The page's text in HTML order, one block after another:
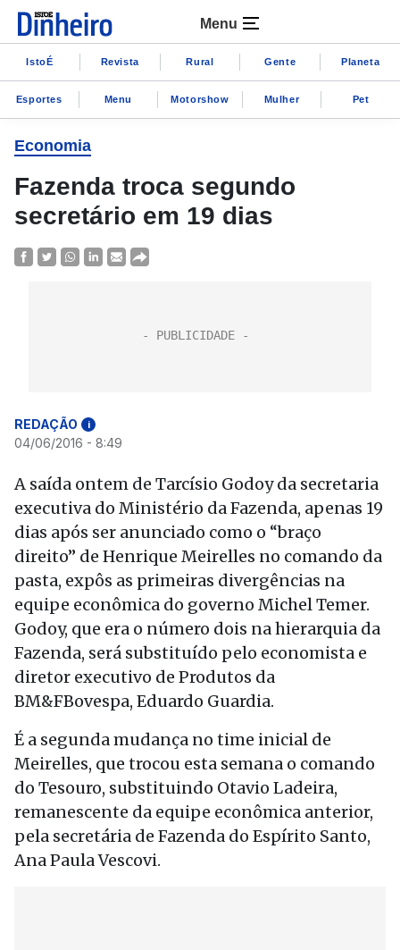
Menu
IstoÉ Revista Rural Gente Planeta
Esportes Menu Motorshow Mulher Pet
Economia
Fazenda troca segundo
secretário em 19 dias
REDAÇÃO i
04/06/2016 - 8:49
A saída ontem de Tarcísio Godoy da secretaria
executiva do Ministério da Fazenda, apenas 19
dias após ser anunciado como o “braço
direito” de Henrique Meirelles no comando da
pasta, expôs as primeiras divergências na
equipe econômica do governo Michel Temer.
Godoy, que era o número dois na hierarquia da
Fazenda, será substituído pelo economista e
diretor executivo de Produtos da
BM&FBovespa, Eduardo Guardia.
É a segunda mudança no time inicial de
Meirelles, que trocou esta semana o comando
do Tesouro, substituindo Otavio Ladeira,
remanescente da equipe econômica anterior,
pela secretária de Fazenda do Espírito Santo,
Ana Paula Vescovi.